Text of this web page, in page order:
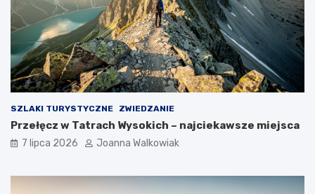
SZLAKI TURYSTYCZNE ZWIEDZANIE
Przełęcz w Tatrach Wysokich – najciekawsze miejsca
7 lipca 2026 Joanna Walkowiak